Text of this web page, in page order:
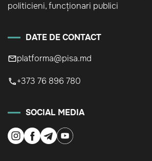
politicieni, funcționari publici
DATE DE CONTACT
platforma@pisa.md
+373 76 896 780
SOCIAL MEDIA